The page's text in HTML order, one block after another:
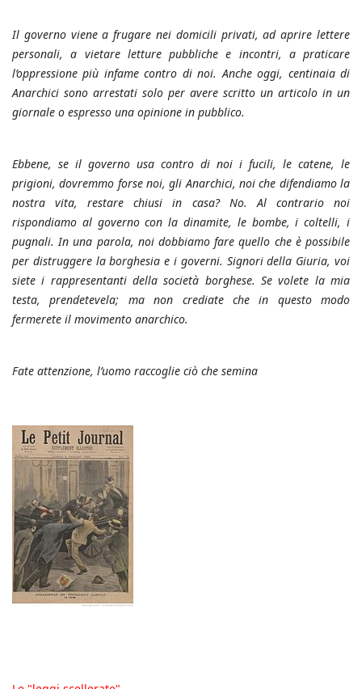
Il governo viene a frugare nei domicili privati, ad aprire lettere
personali, a vietare letture pubbliche e incontri, a praticare
l’oppressione più infame contro di noi. Anche oggi, centinaia di
Anarchici sono arrestati solo per avere scritto un articolo in un
giornale o espresso una opinione in pubblico.
Ebbene, se il governo usa contro di noi i fucili, le catene, le
prigioni, dovremmo forse noi, gli Anarchici, noi che difendiamo la
nostra vita, restare chiusi in casa? No. Al contrario noi
rispondiamo al governo con la dinamite, le bombe, i coltelli, i
pugnali. In una parola, noi dobbiamo fare quello che è possibile
per distruggere la borghesia e i governi. Signori della Giuria, voi
siete i rappresentanti della società borghese. Se volete la mia
testa, prendetevela; ma non crediate che in questo modo
fermerete il movimento anarchico.
Fate attenzione, l’uomo raccoglie ciò che semina